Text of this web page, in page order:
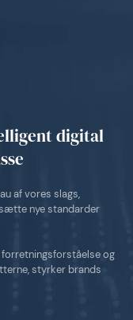
digital
af vores slags,
nye standarder
og
styrker brands